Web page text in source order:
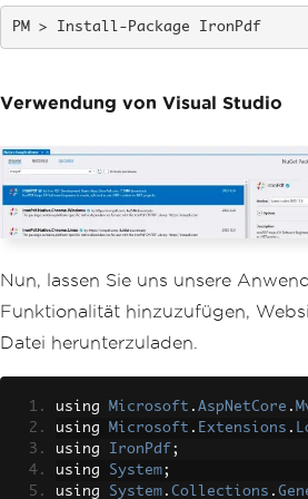
}
}Install-Package IronPdf
Verwendung von Visual Studio
Nun, lassen Sie uns unsere
Funktionalität hinzuzufügen,
Datei herunterzuladen.
using Microsoft . AspNetCore .
using Microsoft . Extensions .
using IronPdf ;
using System;
using System . Collections .